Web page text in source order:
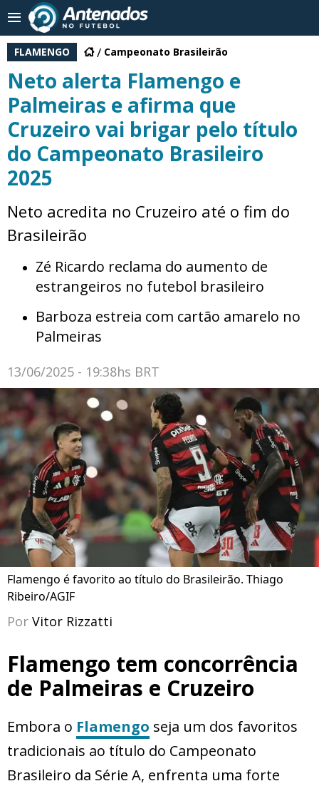
FLAMENGO Campeonato Brasileirão
Neto alerta Flamengo e
Palmeiras e afirma que
Cruzeiro vai brigar pelo título
do Campeonato Brasileiro
2025
Neto acredita no Cruzeiro até o fim do
Brasileirão
Zé Ricardo reclama do aumento de
estrangeiros no futebol brasileiro
Barboza estreia com cartão amarelo no
Palmeiras
13/06/2025 - 19:38hs BRT
Flamengo é favorito ao título do Brasileirão. Thiago
Ribeiro/AGIF
Por Vitor Rizzatti
Flamengo tem concorrência
de Palmeiras e Cruzeiro
Embora o Flamengo seja um dos favoritos
tradicionais ao título do Campeonato
Brasileiro da Série A, enfrenta uma forte